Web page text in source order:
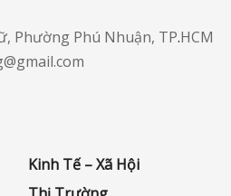
Phường Phú Nhuận, TP.HCM
Kinh Tế – Xã Hội